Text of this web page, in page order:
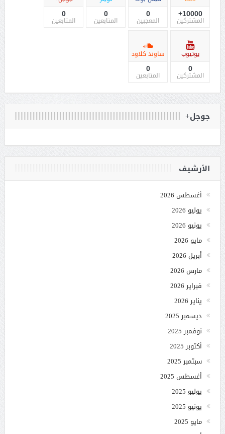
10000+
المشتركين
0
المعجبين
0
المتابعين
0
المتابعين
يوتيوب
0
المشتركين
ساوند كلاود
0
المتابعين
جوجل+
الأرشيف
أغسطس 2026
يوليو 2026
يونيو 2026
مايو 2026
أبريل 2026
مارس 2026
فبراير 2026
يناير 2026
ديسمبر 2025
نوفمبر 2025
أكتوبر 2025
سبتمبر 2025
أغسطس 2025
يوليو 2025
يونيو 2025
مايو 2025